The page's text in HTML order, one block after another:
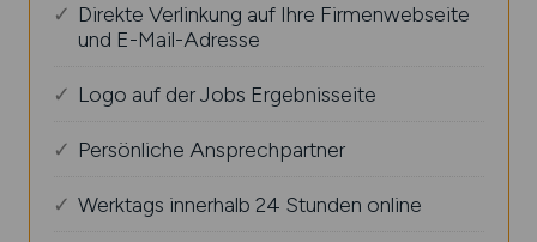
Direkte Verlinkung auf Ihre Firmenwebseite
und E-Mail-Adresse
Logo auf der Jobs Ergebnisseite
Persönliche Ansprechpartner
Werktags innerhalb 24 Stunden online